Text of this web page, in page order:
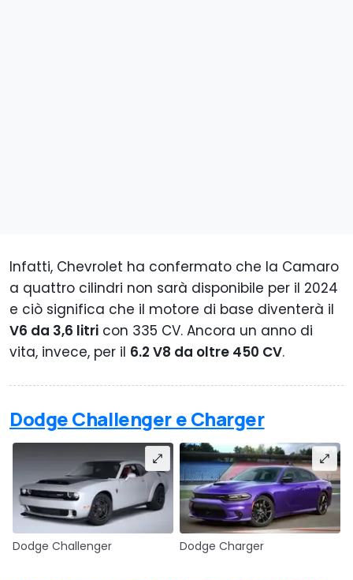
Infatti, Chevrolet ha confermato che la Camaro
a quattro cilindri non sarà disponibile per il 2024
e ciò significa che il motore di base diventerà il
V6 da 3,6 litri con 335 CV. Ancora un anno di
vita, invece, per il 6.2 V8 da oltre 450 CV.
Dodge Challenger e Charger
Dodge Challenger Dodge Charger